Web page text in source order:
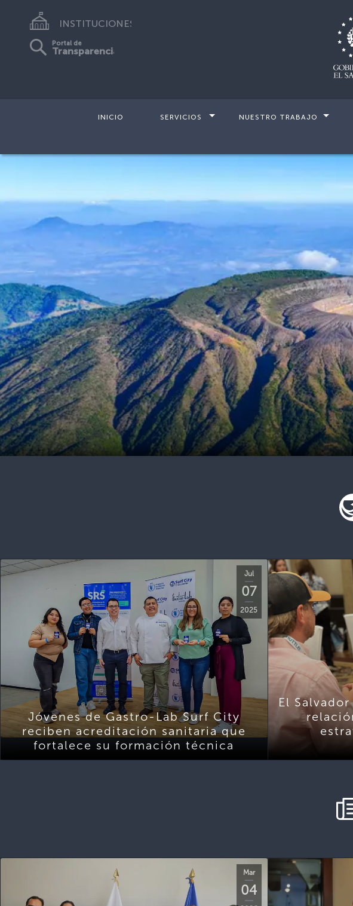
INSTITUCIONES
Portal de
Transparencia
INICIO SERVICIOS NUESTRO TRABAJO
Jul
07
2025
Jóvenes de Gastro-Lab Surf City
reciben acreditación sanitaria que
fortalece su formación técnica
El
Mar
04